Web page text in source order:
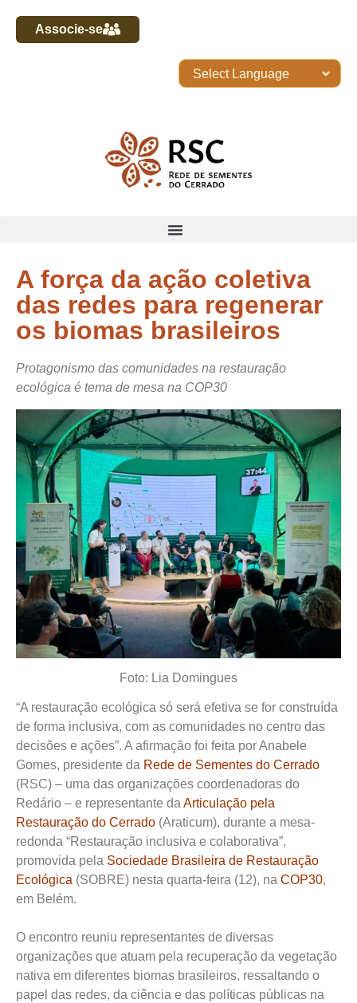
Associe-se
A força da ação coletiva
das redes para regenerar
os biomas brasileiros
Protagonismo das comunidades na restauração
ecológica é tema de mesa na COP30
Foto: Lia Domingues
“A restauração ecológica só será efetiva se for construída
de forma inclusiva, com as comunidades no centro das
decisões e ações”. A afirmação foi feita por Anabele
Gomes, presidente da Rede de Sementes do Cerrado
(RSC) – uma das organizações coordenadoras do
Redário – e representante da Articulação pela
Restauração do Cerrado (Araticum), durante a mesa-
redonda “Restauração inclusiva e colaborativa”,
promovida pela Sociedade Brasileira de Restauração
Ecológica (SOBRE) nesta quarta-feira (12), na COP30,
em Belém.
O encontro reuniu representantes de diversas
organizações que atuam pela recuperação da vegetação
nativa em diferentes biomas brasileiros, ressaltando o
papel das redes, da ciência e das políticas públicas na